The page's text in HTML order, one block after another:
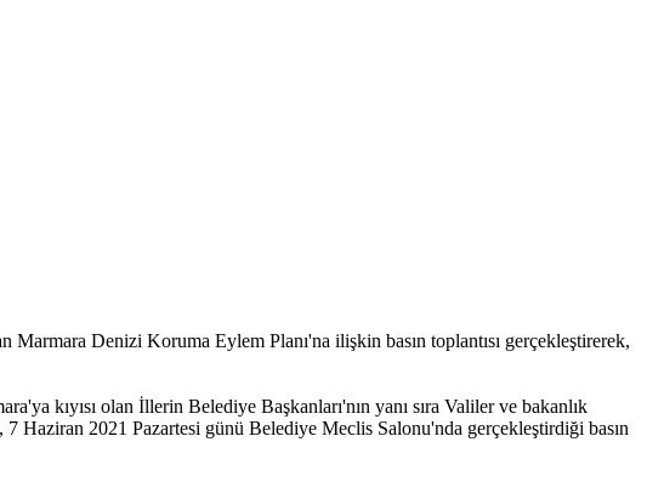
Denizi Koruma Eylem Planı'na ilişkin basın toplantısı gerçekleştirerek,
kıyısı olan İllerin Belediye Başkanları'nın yanı sıra Valiler ve bakanlık
Haziran 2021 Pazartesi günü Belediye Meclis Salonu'nda gerçekleştirdiği basın